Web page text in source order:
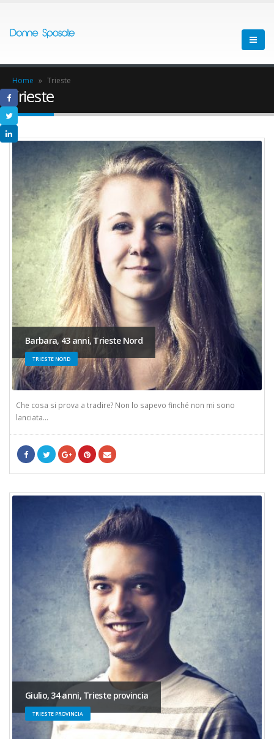
Home » Trieste
Trieste
Barbara, 43 anni, Trieste Nord
TRIESTE NORD
Che cosa si prova a tradire? Non lo sapevo finché non mi sono
lanciata...
Giulio, 34 anni, Trieste provincia
TRIESTE PROVINCIA